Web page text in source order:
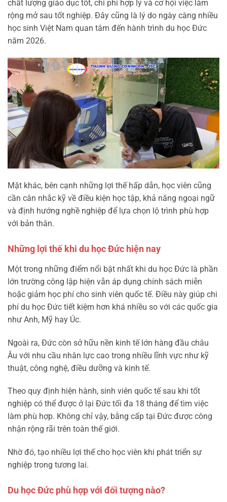
chất lượng giáo dục tốt, chi phí hợp lý và cơ hội việc làm
rộng mở sau tốt nghiệp. Đây cũng là lý do ngày càng nhiều
học sinh Việt Nam quan tâm đến hành trình du học Đức
năm 2026.
Mặt khác, bên cạnh những lợi thế hấp dẫn, học viên cũng
cần cân nhắc kỹ về điều kiện học tập, khả năng ngoại ngữ
và định hướng nghề nghiệp để lựa chọn lộ trình phù hợp
với bản thân.
Những lợi thế khi du học Đức hiện nay
Một trong những điểm nổi bật nhất khi du học Đức là phần
lớn trường công lập hiện vẫn áp dụng chính sách miễn
hoặc giảm học phí cho sinh viên quốc tế. Điều này giúp chi
phí du học Đức tiết kiệm hơn khá nhiều so với các quốc gia
như Anh, Mỹ hay Úc.
Ngoài ra, Đức còn sở hữu nền kinh tế lớn hàng đầu châu
Âu với nhu cầu nhân lực cao trong nhiều lĩnh vực như kỹ
thuật, công nghệ, điều dưỡng và kinh tế.
Theo quy định hiện hành, sinh viên quốc tế sau khi tốt
nghiệp có thể được ở lại Đức tối đa 18 tháng để tìm việc
làm phù hợp. Không chỉ vậy, bằng cấp tại Đức được công
nhận rộng rãi trên toàn thế giới.
Nhờ đó, tạo nhiều lợi thế cho học viên khi phát triển sự
nghiệp trong tương lai.
Du học Đức phù hợp với đối tượng nào?